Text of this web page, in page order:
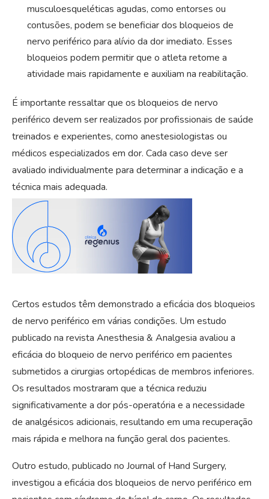
musculoesqueléticas agudas, como entorses ou
contusões, podem se beneficiar dos bloqueios de
nervo periférico para alívio da dor imediato. Esses
bloqueios podem permitir que o atleta retome a
atividade mais rapidamente e auxiliam na reabilitação.
É importante ressaltar que os bloqueios de nervo
periférico devem ser realizados por profissionais de saúde
treinados e experientes, como anestesiologistas ou
médicos especializados em dor. Cada caso deve ser
avaliado individualmente para determinar a indicação e a
técnica mais adequada.
Certos estudos têm demonstrado a eficácia dos bloqueios
de nervo periférico em várias condições. Um estudo
publicado na revista Anesthesia & Analgesia avaliou a
eficácia do bloqueio de nervo periférico em pacientes
submetidos a cirurgias ortopédicas de membros inferiores.
Os resultados mostraram que a técnica reduziu
significativamente a dor pós-operatória e a necessidade
de analgésicos adicionais, resultando em uma recuperação
mais rápida e melhora na função geral dos pacientes.
Outro estudo, publicado no Journal of Hand Surgery,
investigou a eficácia dos bloqueios de nervo periférico em